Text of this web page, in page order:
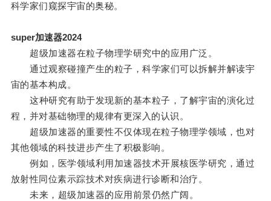
科学家们窥探宇宙的奥秘。
super加速器2024
超级加速器在粒子物理学研究中的应用广泛。
通过观察碰撞产生的粒子，科学家们可以拆解并解读宇
宙的基本构成。
这种研究有助于发现新的基本粒子，了解宇宙的演化过
程，并对基础物理的规律有更深入的认识。
超级加速器的重要性不仅体现在粒子物理学领域，也对
其他领域的科技进步产生了积极影响。
例如，医学领域利用加速器技术开展核医学研究，通过
放射性同位素示踪技术对疾病进行诊断和治疗。
未来，超级加速器的应用前景仍然广阔。